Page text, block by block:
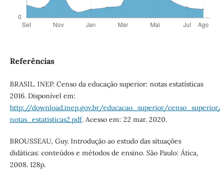
Referências
BRASIL. INEP. Censo da educação superior: notas estatísticas
2016. Disponível em:
http://download.inep.gov.br/educacao_superior/
notas_estatisticas2.pdf. Acesso em: 22 mar. 2020.
BROUSSEAU, Guy. Introdução ao estudo das situações
didáticas: conteúdos e métodos de ensino. São Paulo: Ática,
2008. 128p.